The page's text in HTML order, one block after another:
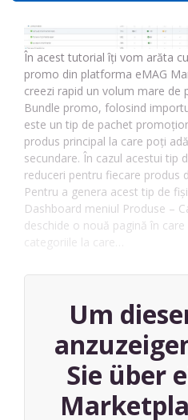
În acest tutorial îți vom arăta
promo din platforma eMAG
creezi rapid un volum mare
Bundle promo, folosind
este un tip de pachet
produs principal la care poți
secundare. În cazul acestui tip
reduceri pentru fiecare produs
Pentru a genera acest tip de
Dashboard meniul Produse –
deschide o nouă pagină în
categoriile la care…
Um
Sie über